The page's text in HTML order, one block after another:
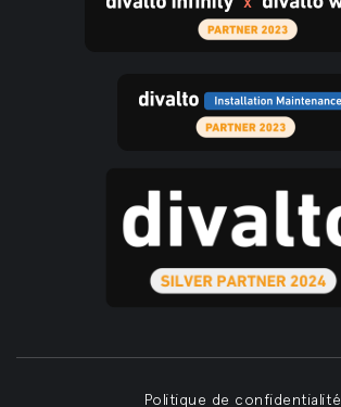
Politique de confidentialité